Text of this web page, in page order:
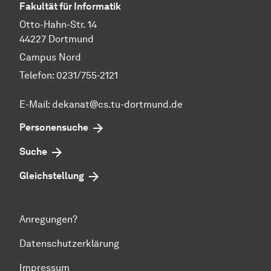
Fakultät für Informatik
Otto-Hahn-Str. 14
44227 Dortmund
Campus Nord
Telefon: 0231/755-2121
E-Mail: dekanat@cs.tu-dortmund.de
Personensuche
Suche
Gleichstellung
Anregungen?
Datenschutzerklärung
Impressum